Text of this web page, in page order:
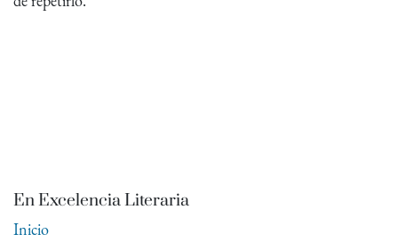
En Excelencia Literaria
Inicio